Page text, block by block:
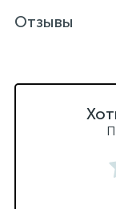
Отзывы